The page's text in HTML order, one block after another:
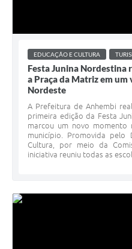
EDUCAÇÃO E CULTURA
Festa Junina Nordestina
a Praça da Matriz em
Nordeste
A Prefeitura de Anhembi
primeira edição da Festa
marcou um novo momento
município. Promovida pelo
Cultura, por meio da
iniciativa reuniu todas as